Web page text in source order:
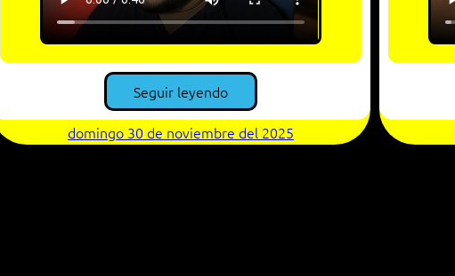
Seguir leyendo
domingo 30 de noviembre del 2025